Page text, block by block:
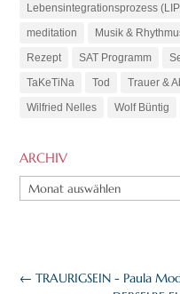
Lebensintegrationsprozess
meditation
Musik &
Rezept
SAT Programm
TaKeTiNa
Tod Trauer &
Wilfried Nelles
Wolf Büntig
ARCHIV
ARCHIV
←TRAURIGSEIN - Paula